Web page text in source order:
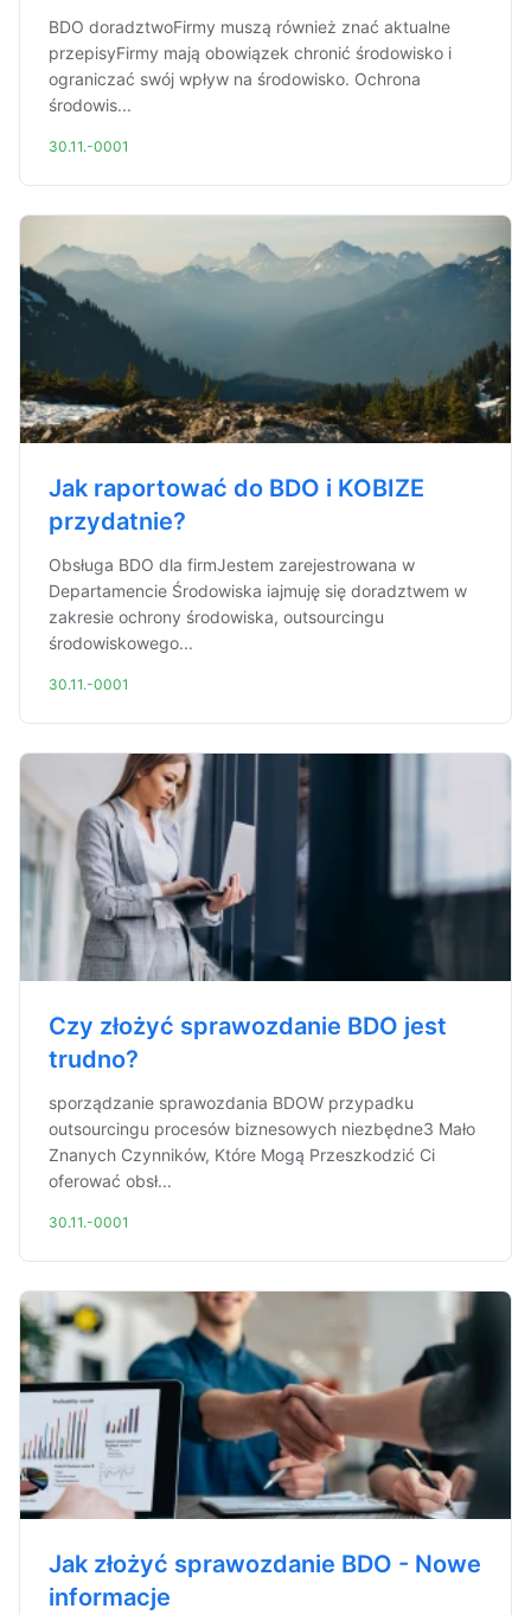
BDO doradztwoFirmy muszą również znać aktualne
przepisyFirmy mają obowiązek chronić środowisko i
ograniczać swój wpływ na środowisko. Ochrona
środowis...
30.11.-0001
Jak raportować do BDO i KOBIZE
przydatnie?
Obsługa BDO dla firmJestem zarejestrowana w
Departamencie Środowiska iajmuję się doradztwem w
zakresie ochrony środowiska, outsourcingu
środowiskowego...
30.11.-0001
Czy złożyć sprawozdanie BDO jest
trudno?
sporządzanie sprawozdania BDOW przypadku
outsourcingu procesów biznesowych niezbędne3 Mało
Znanych Czynników, Które Mogą Przeszkodzić Ci
oferować obsł...
30.11.-0001
Jak złożyć sprawozdanie BDO - Nowe
informacje